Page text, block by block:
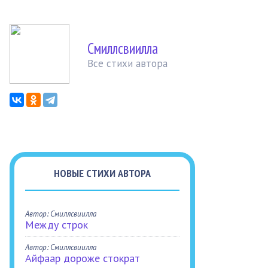
Смиллсвиилла
Все стихи автора
НОВЫЕ СТИХИ АВТОРА
Автор: Смиллсвиилла
Между строк
Автор: Смиллсвиилла
Айфаар дороже стократ